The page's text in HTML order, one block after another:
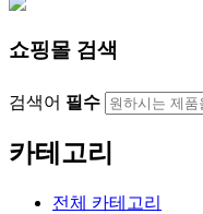
쇼핑몰 검색
검색어 필수
카테고리
전체 카테고리